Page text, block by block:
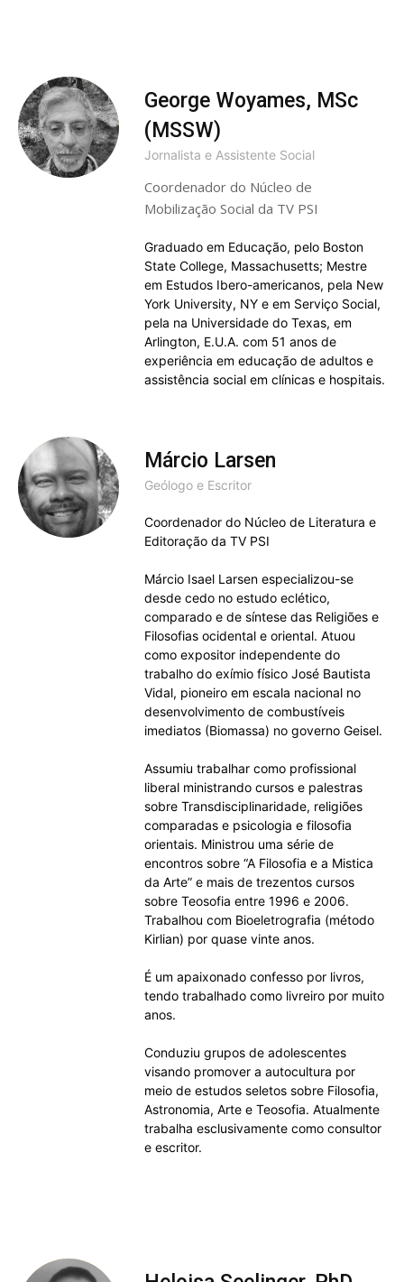
George Woyames, MSc
(MSSW)
Jornalista e Assistente Social
Coordenador do Núcleo de
Mobilização Social da TV PSI
Graduado em Educação, pelo Boston
State College, Massachusetts; Mestre
em Estudos Ibero-americanos, pela New
York University, NY e em Serviço Social,
pela na Universidade do Texas, em
Arlington, E.U.A. com 51 anos de
experiência em educação de adultos e
assistência social em clínicas e hospitais.
Márcio Larsen
Geólogo e Escritor
Coordenador do Núcleo de Literatura e
Editoração da TV PSI
Márcio Isael Larsen especializou-se
desde cedo no estudo eclético,
comparado e de síntese das Religiões e
Filosofias ocidental e oriental. Atuou
como expositor independente do
trabalho do exímio físico José Bautista
Vidal, pioneiro em escala nacional no
desenvolvimento de combustíveis
imediatos (Biomassa) no governo Geisel.
Assumiu trabalhar como profissional
liberal ministrando cursos e palestras
sobre Transdisciplinaridade, religiões
comparadas e psicologia e filosofia
orientais. Ministrou uma série de
encontros sobre “A Filosofia e a Mistica
da Arte” e mais de trezentos cursos
sobre Teosofia entre 1996 e 2006.
Trabalhou com Bioeletrografia (método
Kirlian) por quase vinte anos.
É um apaixonado confesso por livros,
tendo trabalhado como livreiro por muito
anos.
Conduziu grupos de adolescentes
visando promover a autocultura por
meio de estudos seletos sobre Filosofia,
Astronomia, Arte e Teosofia. Atualmente
trabalha esclusivamente como consultor
e escritor.